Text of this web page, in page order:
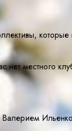
местного
Валерием